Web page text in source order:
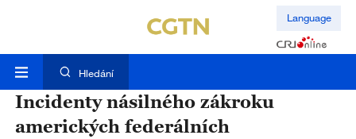
Language
Hledání
Incidenty násilného zákroku
amerických federálních